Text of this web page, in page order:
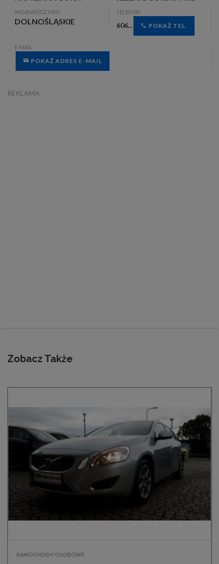
WOJEWÓDZTWO
DOLNOŚLĄSKIE
TELEFON
606... POKAŻ TEL.
E-MAIL
POKAŻ ADRES E-MAIL
REKLAMA
Zobacz Także
SAMOCHODY OSOBOWE